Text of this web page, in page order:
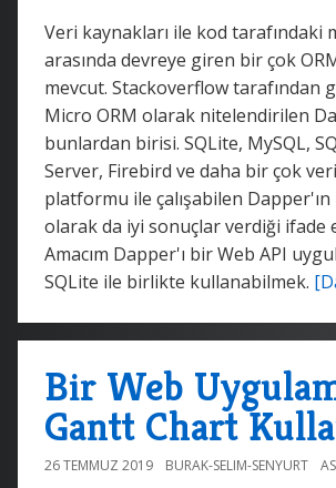
Veri kaynakları ile kod tarafındaki
arasında devreye giren bir çok
mevcut. Stackoverflow tarafından
Micro ORM olarak nitelendirilen
bunlardan birisi. SQLite, MySQL,
Server, Firebird ve daha bir çok
platformu ile çalışabilen
olarak da iyi sonuçlar verdiği ifade
Amacım Dapper'ı bir Web API
SQLite ile birlikte kullanabilmek.
Bir Web
Gantt Chart
26 TEMMUZ 2019 BURAK-SELIM-SENYURT